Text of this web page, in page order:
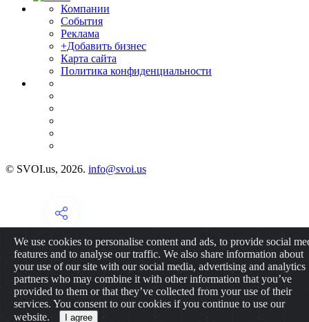
Компании
События
Реклама
+Добавить бизнес
Карта сайта
Политика конфиденциальности
© SVOI.us, 2026. info@svoi.us
We use cookies to personalise content and ads, to provide social
features and to analyse our traffic. We also share information about
your use of our site with our social media, advertising and analytics
partners who may combine it with other information that you’ve
provided to them or that they’ve collected from your use of their
services. You consent to our cookies if you continue to use our
website.
I agree